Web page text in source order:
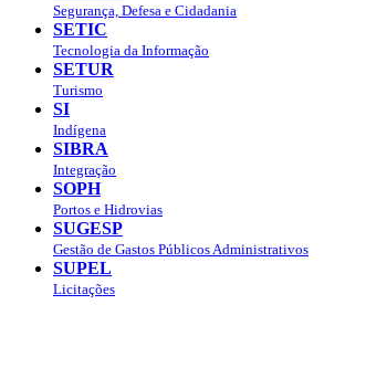
Segurança, Defesa e Cidadania
SETIC
Tecnologia da Informação
SETUR
Turismo
SI
Indígena
SIBRA
Integração
SOPH
Portos e Hidrovias
SUGESP
Gestão de Gastos Públicos Administrativos
SUPEL
Licitações